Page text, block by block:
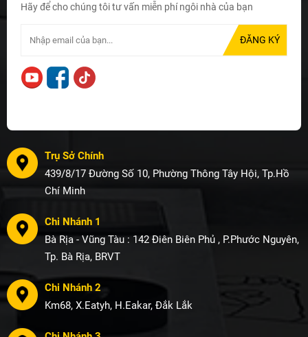
Hãy để cho chúng tôi tư vấn miễn phí ngôi nhà của bạn
Trụ Sở Chính
439/8/17 Đường Số 10, Phường Thông Tây Hội, Tp.Hồ
Chí Minh
Chi Nhánh 1
Bà Rịa - Vũng Tàu : 142 Điên Biên Phủ , P.Phước Nguyên,
Tp. Bà Rịa, BRVT
Chi Nhánh 2
Km68, X.Eatyh, H.Eakar, Đắk Lắk